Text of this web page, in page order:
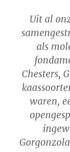
Uit al
als
Chesters,
waren,